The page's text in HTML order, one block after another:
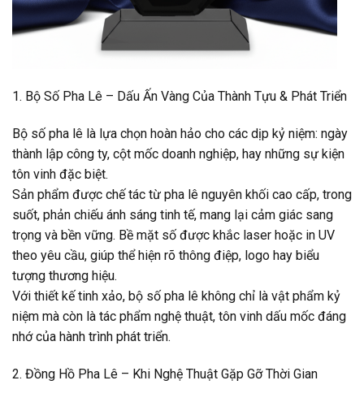
1. Bộ Số Pha Lê – Dấu Ấn Vàng Của Thành Tựu & Phát Triển
Bộ số pha lê là lựa chọn hoàn hảo cho các dịp kỷ niệm: ngày
thành lập công ty, cột mốc doanh nghiệp, hay những sự kiện
tôn vinh đặc biệt.
Sản phẩm được chế tác từ pha lê nguyên khối cao cấp, trong
suốt, phản chiếu ánh sáng tinh tế, mang lại cảm giác sang
trọng và bền vững. Bề mặt số được khắc laser hoặc in UV
theo yêu cầu, giúp thể hiện rõ thông điệp, logo hay biểu
tượng thương hiệu.
Với thiết kế tinh xảo, bộ số pha lê không chỉ là vật phẩm kỷ
niệm mà còn là tác phẩm nghệ thuật, tôn vinh dấu mốc đáng
nhớ của hành trình phát triển.
2. Đồng Hồ Pha Lê – Khi Nghệ Thuật Gặp Gỡ Thời Gian